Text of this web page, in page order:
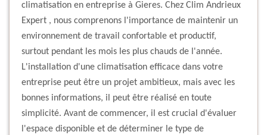
climatisation en entreprise à Gieres. Chez Clim Andrieux
Expert , nous comprenons l'importance de maintenir un
environnement de travail confortable et productif,
surtout pendant les mois les plus chauds de l'année.
L'installation d'une climatisation efficace dans votre
entreprise peut être un projet ambitieux, mais avec les
bonnes informations, il peut être réalisé en toute
simplicité. Avant de commencer, il est crucial d'évaluer
l'espace disponible et de déterminer le type de